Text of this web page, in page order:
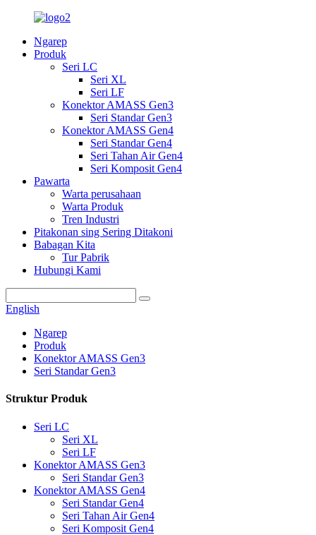
Ngarep
Produk
Seri LC
Seri XL
Seri LF
Konektor AMASS Gen3
Seri Standar Gen3
Konektor AMASS Gen4
Seri Standar Gen4
Seri Tahan Air Gen4
Seri Komposit Gen4
Pawarta
Warta perusahaan
Warta Produk
Tren Industri
Pitakonan sing Sering Ditakoni
Babagan Kita
Tur Pabrik
Hubungi Kami
English
Ngarep
Produk
Konektor AMASS Gen3
Seri Standar Gen3
Struktur Produk
Seri LC
Seri XL
Seri LF
Konektor AMASS Gen3
Seri Standar Gen3
Konektor AMASS Gen4
Seri Standar Gen4
Seri Tahan Air Gen4
Seri Komposit Gen4